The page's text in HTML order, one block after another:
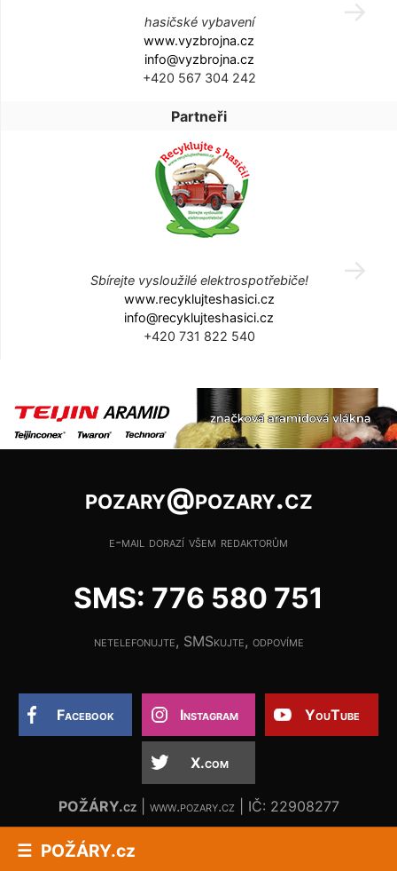
POŽÁRY.cz
hasičské vybavení
www.vyzbrojna.cz
info@vyzbrojna.cz
+420 567 304 242
Partneři
Sbírejte vysloužilé elektrospotřebiče!
www.recyklujteshasici.cz
info@recyklujteshasici.cz
+420 731 822 540
pozary@pozary.cz
e-mail dorazí všem redaktorům
SMS: 776 580 751
netelefonujte, SMSkujte, odpovíme
Facebook Instagram YouTube
X.com
POŽÁRY.cz| www.pozary.cz | IČ: 22908277